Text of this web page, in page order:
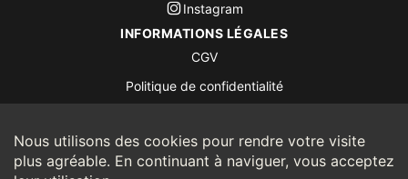
INFORMATIONS LÉGALES
CGV
Politique de confidentialité
Instagram